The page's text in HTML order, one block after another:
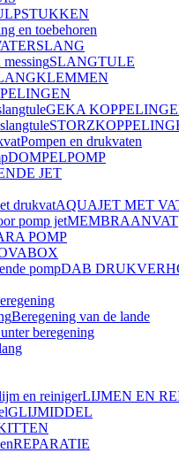
en toebehoren
SLANGTULE
GEKA
Pompen en drukvaten
DOMPELPOMP
JET
AQUAJET MET
MEMBRAANVAT
POMP
DAB
Beregening van de lande
beregening
LIJMEN EN
GLIJMIDDEL
REPARATIE